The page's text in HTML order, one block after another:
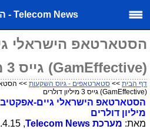
Telecom News - הסטארטאפ היש...
הסטארטאפ הישראלי
(GamEffective) גייס 3 מיליון דולרים
דף הבית >> סטארטאפים - גיוס השקעות >>
(GamEffective) גייס 3 מיליון דולרים
מיליון דולרים
מאת: מערכת Telecom News
, 20.4.15, 17:31